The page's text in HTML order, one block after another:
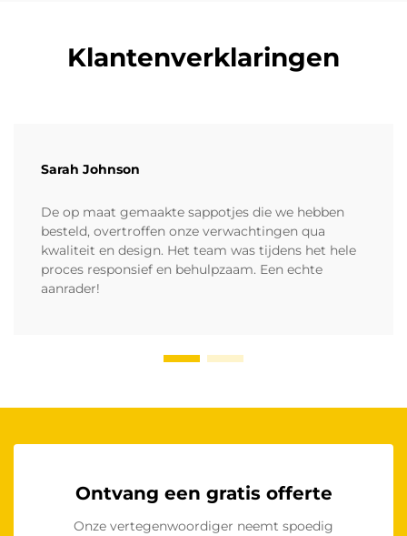
Klantenverklaringen
Sarah Johnson
De op maat gemaakte sappotjes die we hebben
besteld, overtroffen onze verwachtingen qua
kwaliteit en design. Het team was tijdens het hele
proces responsief en behulpzaam. Een echte
aanrader!
Ontvang een gratis offerte
Onze vertegenwoordiger neemt spoedig